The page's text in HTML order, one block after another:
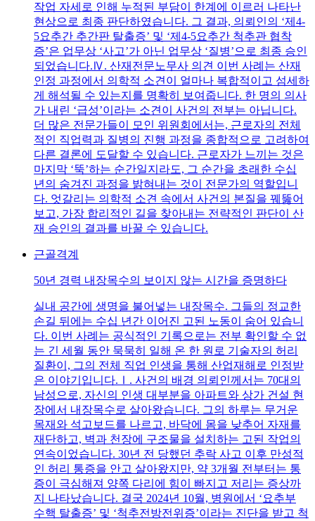
작업 자세로 인해 누적된 부담이 한계에 이르러 나타난
현상으로 최종 판단하였습니다. 그 결과, 의뢰인의 ‘제4-
5요추간 추간판 탈출증’ 및 ‘제4-5요추간 척추관 협착
증’은 업무상 ‘사고’가 아닌 업무상 ‘질병’으로 최종 승인
되었습니다.Ⅳ. 산재전문노무사 의견 이번 사례는 산재
인정 과정에서 의학적 소견이 얼마나 복합적이고 섬세하
게 해석될 수 있는지를 명확히 보여줍니다. 한 명의 의사
가 내린 ‘급성’이라는 소견이 사건의 전부는 아닙니다.
더 많은 전문가들이 모인 위원회에서는, 근로자의 전체
적인 직업력과 질병의 진행 과정을 종합적으로 고려하여
다른 결론에 도달할 수 있습니다. 근로자가 느끼는 것은
마지막 ‘뚝’하는 순간일지라도, 그 순간을 초래한 수십
년의 숨겨진 과정을 밝혀내는 것이 전문가의 역할입니
다. 엇갈리는 의학적 소견 속에서 사건의 본질을 꿰뚫어
보고, 가장 합리적인 길을 찾아내는 전략적인 판단이 산
재 승인의 결과를 바꿀 수 있습니다.
근골격계
50년 경력 내장목수의 보이지 않는 시간을 증명하다
실내 공간에 생명을 불어넣는 내장목수. 그들의 정교한
손길 뒤에는 수십 년간 이어진 고된 노동이 숨어 있습니
다. 이번 사례는 공식적인 기록으로는 전부 확인할 수 없
는 긴 세월 동안 묵묵히 일해 온 한 원로 기술자의 허리
질환이, 그의 전체 직업 인생을 통해 산업재해로 인정받
은 이야기입니다.Ⅰ. 사건의 배경 의뢰인께서는 70대의
남성으로, 자신의 인생 대부분을 아파트와 상가 건설 현
장에서 내장목수로 살아왔습니다. 그의 하루는 무거운
목재와 석고보드를 나르고, 바닥에 몸을 낮추어 자재를
재단하고, 벽과 천장에 구조물을 설치하는 고된 작업의
연속이었습니다. 30년 전 당했던 추락 사고 이후 만성적
인 허리 통증을 안고 살아왔지만, 약 3개월 전부터는 통
증이 극심해져 양쪽 다리에 힘이 빠지고 저리는 증상까
지 나타났습니다. 결국 2024년 10월, 병원에서 ‘요추부
수핵 탈출증’ 및 ‘척추전방전위증’이라는 진단을 받고 척